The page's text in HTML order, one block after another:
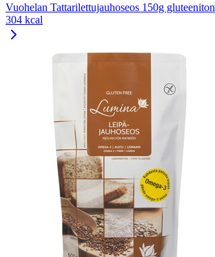
Vuohelan Tattarilettujauhoseos 150g gluteeniton
304 kcal